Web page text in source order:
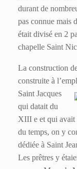
durant de
pas connue mais
était divisé en 2
chapelle Saint
La construction
construite à
Saint Jacques
qui datait du
XIII e et qui avait
du temps, on y
dédiée à Saint
Les prêtres y